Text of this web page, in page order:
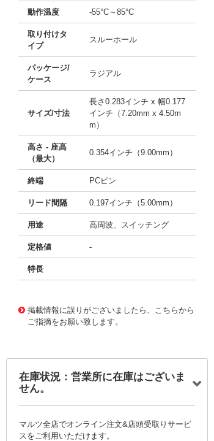
動作温度 -55°C～85°C
取り付けタ
イプ
スルーホール
パッケージ/
ケース
ラジアル
サイズ/寸法
長さ0.283インチ x 幅0.177
インチ（7.20mm x 4.50m
m）
高さ - 座高
（最大）
0.354インチ（9.00mm）
終端 PCピン
リード間隔 0.197インチ（5.00mm）
用途 高周波、スイッチング
定格値 -
特長
掲載情報に誤りがございましたら、こちらから
ご指摘をお願い致します。
在庫状況：営業所に在庫はございま
せん。
マルツ全店でオンライン注文&店頭受取りサービ
スをご利用いただけます。